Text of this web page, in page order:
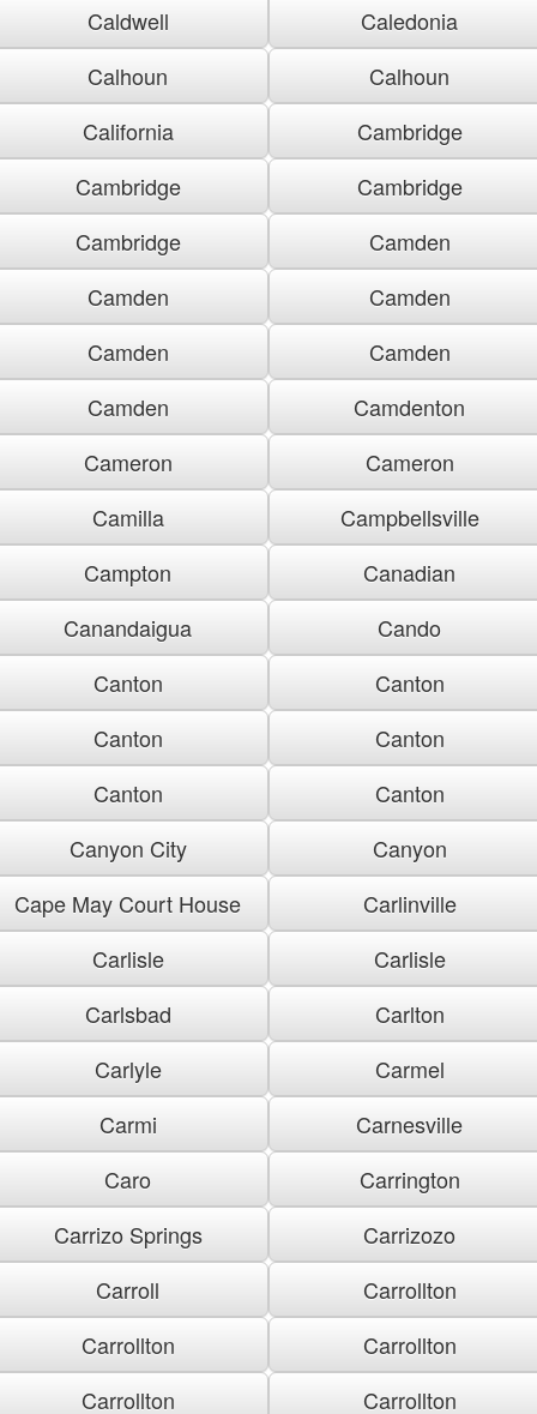
Caldwell
Caledonia
Calhoun
Calhoun
California
Cambridge
Cambridge
Cambridge
Cambridge
Camden
Camden
Camden
Camden
Camden
Camden
Camdenton
Cameron
Cameron
Camilla
Campbellsville
Campton
Canadian
Canandaigua
Cando
Canton
Canton
Canton
Canton
Canton
Canton
Canyon City
Canyon
Cape May Court House
Carlinville
Carlisle
Carlisle
Carlsbad
Carlton
Carlyle
Carmel
Carmi
Carnesville
Caro
Carrington
Carrizo Springs
Carrizozo
Carroll
Carrollton
Carrollton
Carrollton
Carrollton
Carrollton